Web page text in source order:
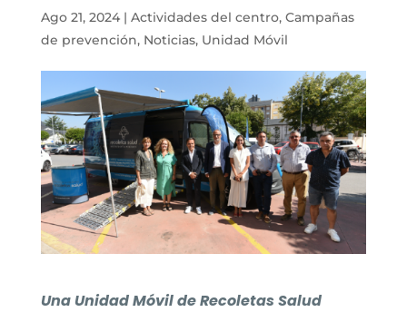
Ago 21, 2024| Actividades del centro, Campañas
de prevención, Noticias, Unidad Móvil
Una Unidad Móvil de Recoletas Salud